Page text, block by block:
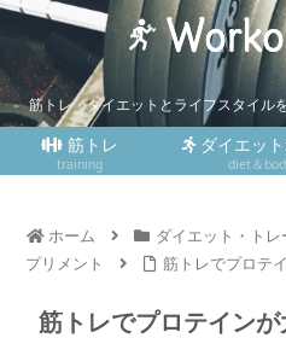
筋トレ・ダイエットとライフスタイル
筋トレ
training
ダイエット
diet＆
ホーム ダイエット・トレ
プリメント
筋トレでプロテ
筋トレでプロテインが